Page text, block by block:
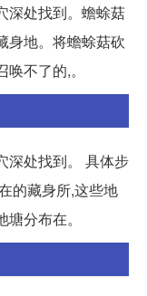
深处找到。蟾蜍菇
身地。将蟾蜍菇砍
不了的,。
深处找到。 具体步
的藏身所,这些地
分布在。